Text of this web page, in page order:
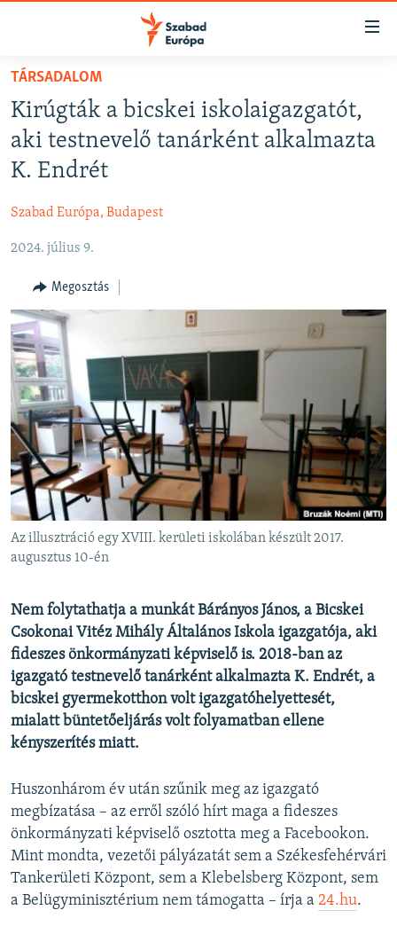
Akadálymentes
Ugrás
fő
oldalra
Ugrás
tartalomjegyzékre
NAPIRENDEN
AKTUÁLIS
PODCASTOK
ELEMZŐ
NER15
SZABADON
TÁRSADALOM
DEMOKRÁCIA
A PÉNZ NYOMÁBAN
EURÓPAI UNIÓ
VILÁG
KLÍMAVÁLTOZÁS
A MÚLT TANULSÁGAI
KÖVESSEN MINKET!
Valamennyi RFE/RL weboldal
TÁRSADALOM
Kirúgták a bicskei iskolaigazgatót,
aki testnevelő tanárként alkalmazta
K. Endrét
Szabad Európa, Budapest
2024. július 9.
Megosztás
Az illusztráció egy XVIII. kerületi iskolában készült 2017.
augusztus 10-én
Nem folytathatja a munkát Bárányos János, a Bicskei
Csokonai Vitéz Mihály Általános Iskola igazgatója, aki
fideszes önkormányzati képviselő is. 2018-ban az
igazgató testnevelő tanárként alkalmazta K. Endrét, a
bicskei gyermekotthon volt igazgatóhelyettesét,
mialatt büntetőeljárás volt folyamatban ellene
kényszerítés miatt.
Huszonhárom év után szűnik meg az igazgató
megbízatása – az erről szóló hírt maga a fideszes
önkormányzati képviselő osztotta meg a Facebookon.
Mint mondta, vezetői pályázatát sem a Székesfehérvári
Tankerületi Központ, sem a Klebelsberg Központ, sem
a Belügyminisztérium nem támogatta – írja a 24.hu.
Spotify